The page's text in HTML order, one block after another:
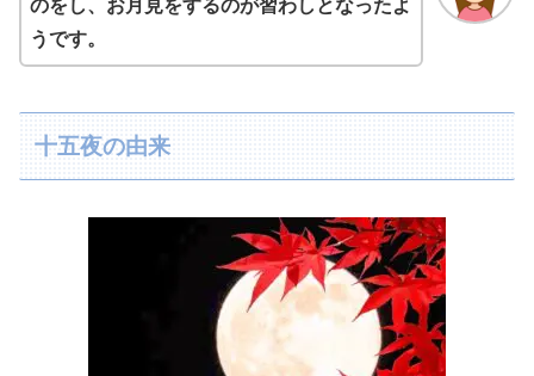
のをし、お月見をするのが習わしとなったよ
うです。
十五夜の由来